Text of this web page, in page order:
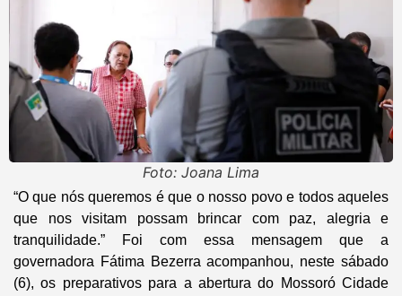
Foto: Joana Lima
“O que nós queremos é que o nosso povo e todos aqueles
que nos visitam possam brincar com paz, alegria e
tranquilidade.” Foi com essa mensagem que a
governadora Fátima Bezerra acompanhou, neste sábado
(6), os preparativos para a abertura do Mossoró Cidade